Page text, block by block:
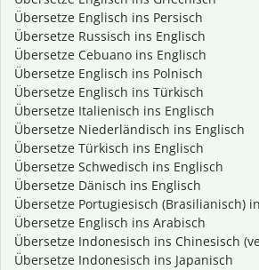
Übersetze Englisch ins Persisch
Übersetze Russisch ins Englisch
Übersetze Cebuano ins Englisch
Übersetze Englisch ins Polnisch
Übersetze Englisch ins Türkisch
Übersetze Italienisch ins Englisch
Übersetze Niederländisch ins Englisch
Übersetze Türkisch ins Englisch
Übersetze Schwedisch ins Englisch
Übersetze Dänisch ins Englisch
Übersetze Portugiesisch (Brasilianisch)
Übersetze Englisch ins Arabisch
Übersetze Indonesisch ins Chinesisch
Übersetze Indonesisch ins Japanisch